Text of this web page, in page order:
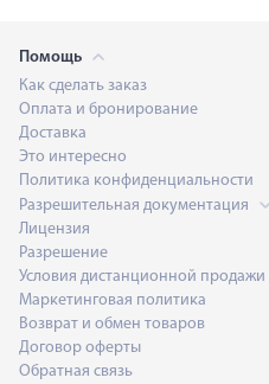
Помощь
Как сделать заказ
Оплата и бронирование
Доставка
Это интересно
Политика конфиденциальности
Разрешительная документация
Лицензия
Разрешение
Условия дистанционной продажи
Маркетинговая политика
Возврат и обмен товаров
Договор оферты
Обратная связь